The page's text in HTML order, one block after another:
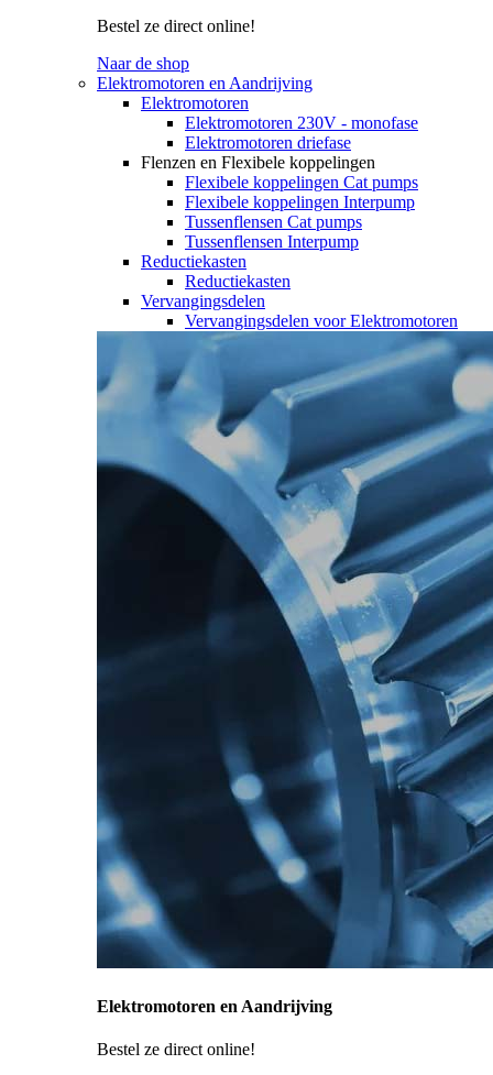
Bestel ze direct online!
Naar de shop
Elektromotoren en Aandrijving
Elektromotoren
Elektromotoren 230V - monofase
Elektromotoren driefase
Flenzen en Flexibele koppelingen
Flexibele koppelingen Cat pumps
Flexibele koppelingen Interpump
Tussenflensen Cat pumps
Tussenflensen Interpump
Reductiekasten
Reductiekasten
Vervangingsdelen
Vervangingsdelen voor Elektromotoren
Elektromotoren en Aandrijving
Bestel ze direct online!